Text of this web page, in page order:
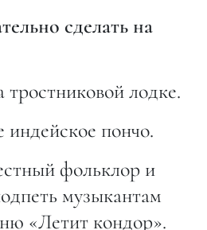
сделать на
тростниковой лодке.
индейское пончо.
фольклор и
музыкантам
«Летит кондор».